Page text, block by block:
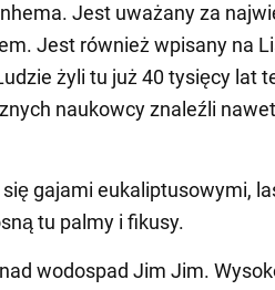
Jest uważany za
Jest również wpisany na
żyli tu już 40 tysięcy lat
naukowcy znaleźli
gajami eukaliptusowymi,
tu palmy i fikusy.
wodospad Jim Jim.